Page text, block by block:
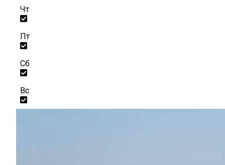
Чт
Пт
Сб
Вс